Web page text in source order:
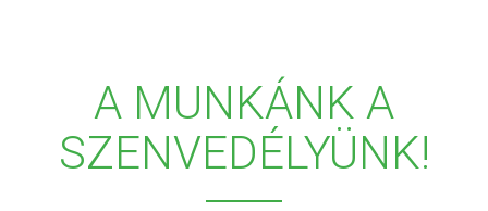
A MUNKÁNK A
SZENVEDÉLYÜNK!